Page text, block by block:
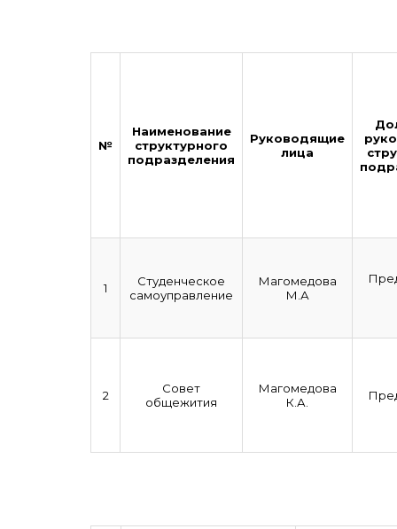
№
Наименование
структурного
подразделения
Руководящие
лица
1
Студенческое
самоуправление
Магомедова
М.А
2
Совет
общежития
Магомедова
К.А.